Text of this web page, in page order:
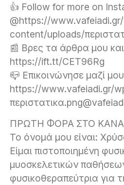
👍 Follow for more on
@https://
content/uploads/
📰 Βρες τα άρθρα μου
https://ift.tt/CET96Rg
📪 Επικοινώνησε μαζί
https://www.vafeiadi.gr/
ΠΡΩΤΗ ΦΟΡΑ ΣΤΟ
Το όνομά μου είναι:
Είμαι πιστοποιημένη
μυοσκελετικών
φυσικοθεραπεύτρια για